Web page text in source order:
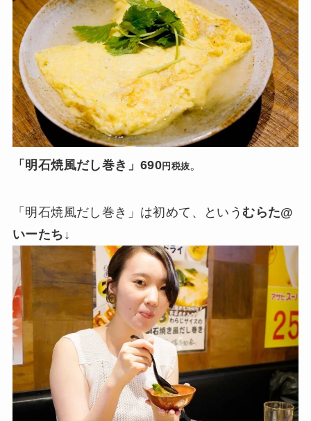
「明石焼風だし巻き」690円税抜。
「明石焼風だし巻き」は初めて、という むらた@
いーたち ↓